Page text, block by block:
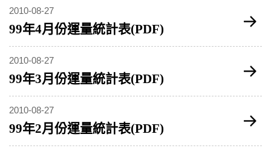
2010-08-27
99年4月份運量統計表(PDF)
2010-08-27
99年3月份運量統計表(PDF)
2010-08-27
99年2月份運量統計表(PDF)